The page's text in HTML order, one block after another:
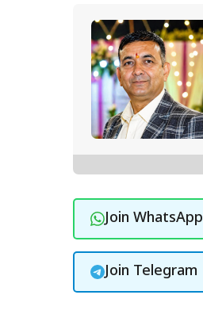
Join WhatsApp
Join Telegram